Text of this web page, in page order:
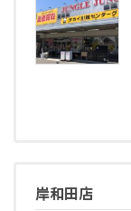
岸和田店